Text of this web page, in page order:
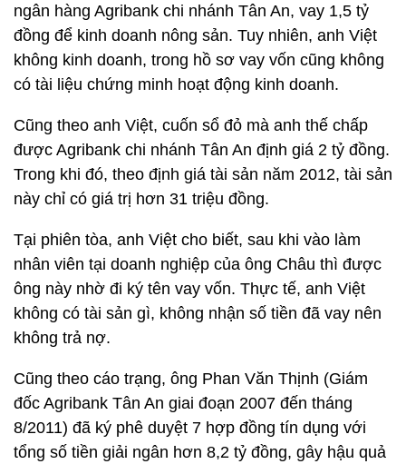
ngân hàng Agribank chi nhánh Tân An, vay 1,5 tỷ
đồng để kinh doanh nông sản. Tuy nhiên, anh Việt
không kinh doanh, trong hồ sơ vay vốn cũng không
có tài liệu chứng minh hoạt động kinh doanh.
Cũng theo anh Việt, cuốn sổ đỏ mà anh thế chấp
được Agribank chi nhánh Tân An định giá 2 tỷ đồng.
Trong khi đó, theo định giá tài sản năm 2012, tài sản
này chỉ có giá trị hơn 31 triệu đồng.
Tại phiên tòa, anh Việt cho biết, sau khi vào làm
nhân viên tại doanh nghiệp của ông Châu thì được
ông này nhờ đi ký tên vay vốn. Thực tế, anh Việt
không có tài sản gì, không nhận số tiền đã vay nên
không trả nợ.
Cũng theo cáo trạng, ông Phan Văn Thịnh (Giám
đốc Agribank Tân An giai đoạn 2007 đến tháng
8/2011) đã ký phê duyệt 7 hợp đồng tín dụng với
tổng số tiền giải ngân hơn 8,2 tỷ đồng, gây hậu quả